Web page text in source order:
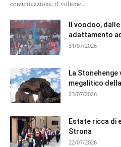
comunicazione, il volume...
Il voodoo,
adattamento
31/07/2026
La Stonehenge
megalitico
23/07/2026
Estate ricca di
Strona
22/07/2026